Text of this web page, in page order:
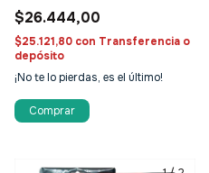
$26.444,00
$25.121,80 con Transferencia o
depósito
¡No te lo pierdas, es el último!